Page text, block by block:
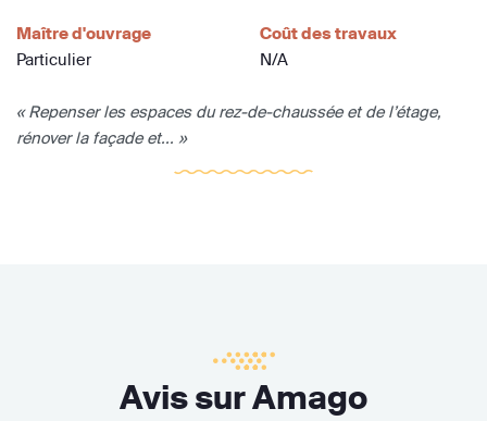
Maître d'ouvrage
Particulier
Coût des travaux
N/A
« Repenser les espaces du rez-de-chaussée et de l’étage,
rénover la façade et... »
Avis sur Amago